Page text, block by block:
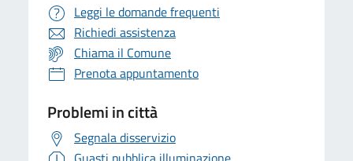
Leggi le domande frequenti
Richiedi assistenza
Chiama il Comune
Prenota appuntamento
Problemi in città
Segnala disservizio